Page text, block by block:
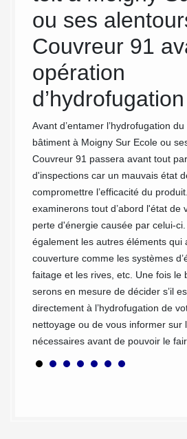
ou ses
Couvreur 91
opération
d’hydrofugation
Avant d’entamer l’hydrofugation
bâtiment à Moigny Sur Ecole ou
Couvreur 91 passera avant tout
d'inspections car un mauvais état
compromettre l’efficacité du
examinerons tout d’abord l'état de
perte d'énergie causée par celui-
également les autres éléments qui
couverture comme les systèmes
faitage et les rives, etc. Une fois le
serons en mesure de décider s’il
directement à l’hydrofugation de
nettoyage ou de vous informer sur
nécessaires avant de pouvoir le